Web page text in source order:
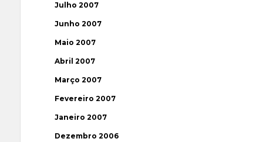
Julho 2007
Junho 2007
Maio 2007
Abril 2007
Março 2007
Fevereiro 2007
Janeiro 2007
Dezembro 2006